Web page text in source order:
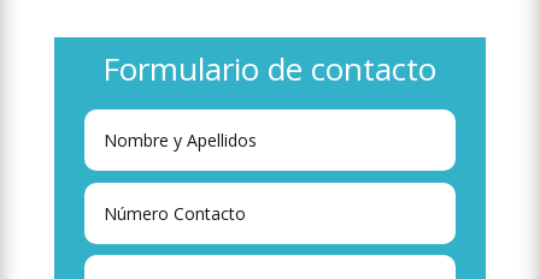
Formulario de contacto